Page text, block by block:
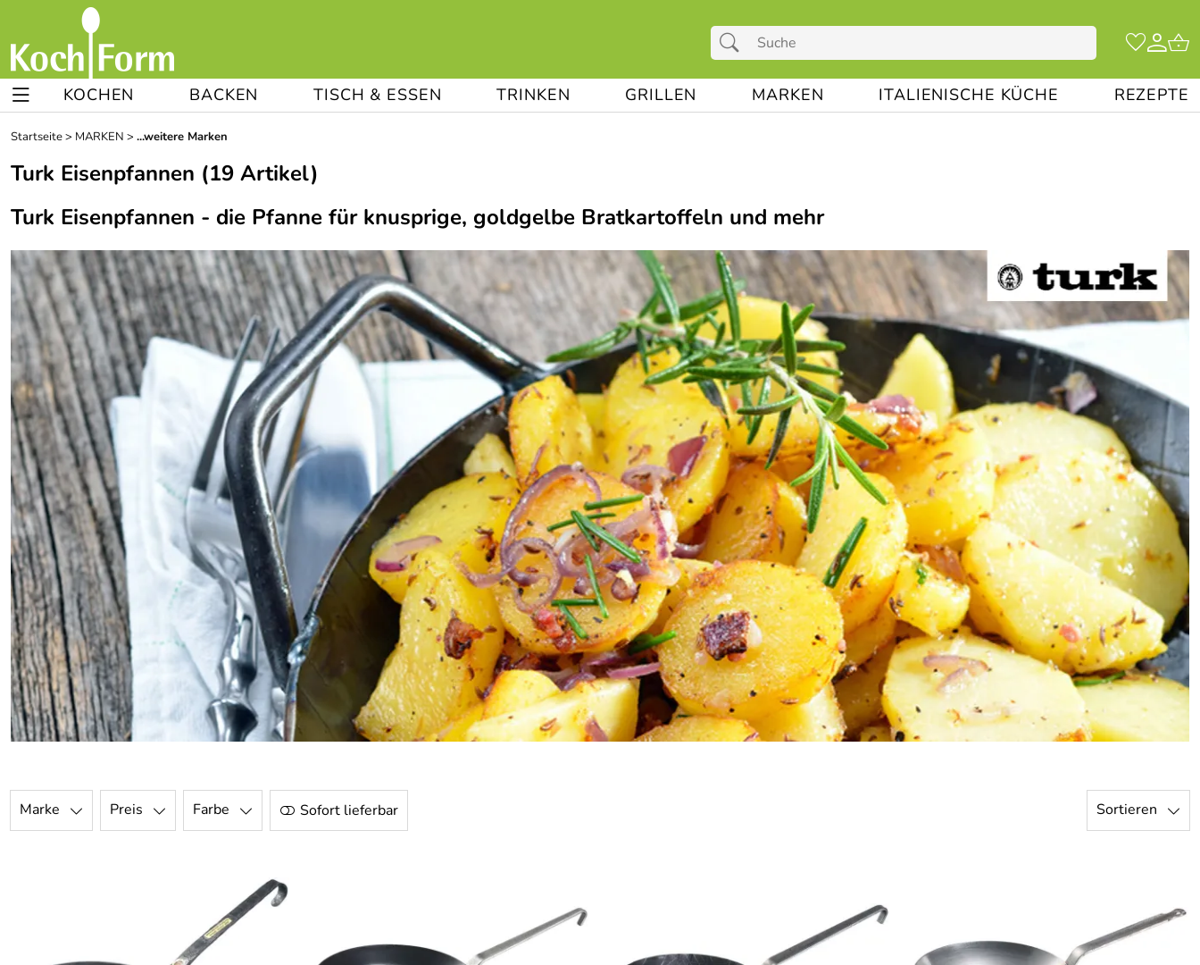
KOCHEN BACKEN TISCH & ESSEN TRINKEN GRILLEN MARKEN ITALIENISCHE KÜCHE REZEPTE
Startseite> MARKEN > ...weitere Marken
Turk Eisenpfannen (19 Artikel)
Turk Eisenpfannen - die Pfanne für knusprige, goldgelbe Bratkartoffeln und mehr
Marke Preis Farbe Sofort lieferbar Sortieren